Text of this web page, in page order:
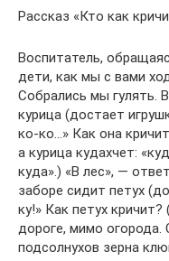
Рассказ «Кто как
Воспитатель,
дети, как мы с вами
Собрались мы гулять.
курица (достает
ко-ко…» Как она
а курица кудахчет:
куда».) «В лес», —
заборе сидит петух
ку!» Как петух
дороге, мимо
подсолнухов зерна